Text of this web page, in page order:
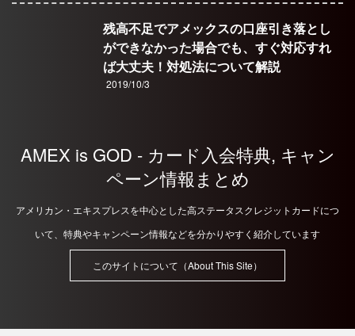
残高不足でアメックスの口座引き落とし
ができなかった場合でも、すぐ対応すれ
ば大丈夫！対処法について解説
2019/10/3
AMEX is GOD - カード入会特典, キャン
ペーン情報まとめ
アメリカン・エキスプレスを中心とした高ステータスクレジットカードにつ
いて、特典やキャンペーン情報などを分かりやすく紹介しています
このサイトについて（About This Site）